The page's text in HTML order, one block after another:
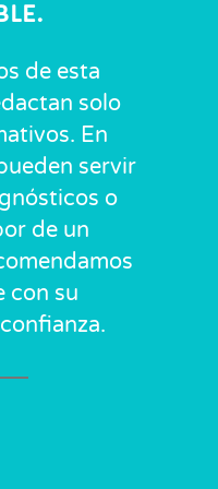
de esta
solo
En
servir
o
de un
con su